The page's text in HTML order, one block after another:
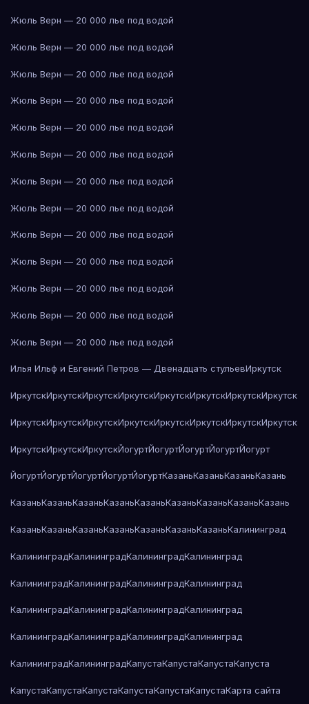
Жюль Верн — 20 000 лье под водой
Жюль Верн — 20 000 лье под водой
Жюль Верн — 20 000 лье под водой
Жюль Верн — 20 000 лье под водой
Жюль Верн — 20 000 лье под водой
Жюль Верн — 20 000 лье под водой
Жюль Верн — 20 000 лье под водой
Жюль Верн — 20 000 лье под водой
Жюль Верн — 20 000 лье под водой
Жюль Верн — 20 000 лье под водой
Жюль Верн — 20 000 лье под водой
Жюль Верн — 20 000 лье под водой
Жюль Верн — 20 000 лье под водой
Илья Ильф и Евгений Петров — Двенадцать стульевИркутск
ИркутскИркутскИркутскИркутскИркутскИркутскИркутскИркутск
ИркутскИркутскИркутскИркутскИркутскИркутскИркутскИркутск
ИркутскИркутскИркутскЙогуртЙогуртЙогуртЙогуртЙогурт
ЙогуртЙогуртЙогуртЙогуртЙогуртКазаньКазаньКазаньКазань
КазаньКазаньКазаньКазаньКазаньКазаньКазаньКазаньКазань
КазаньКазаньКазаньКазаньКазаньКазаньКазаньКалининград
КалининградКалининградКалининградКалининград
КалининградКалининградКалининградКалининград
КалининградКалининградКалининградКалининград
КалининградКалининградКалининградКалининград
КалининградКалининградКапустаКапустаКапустаКапуста
КапустаКапустаКапустаКапустаКапустаКапустаКарта сайта